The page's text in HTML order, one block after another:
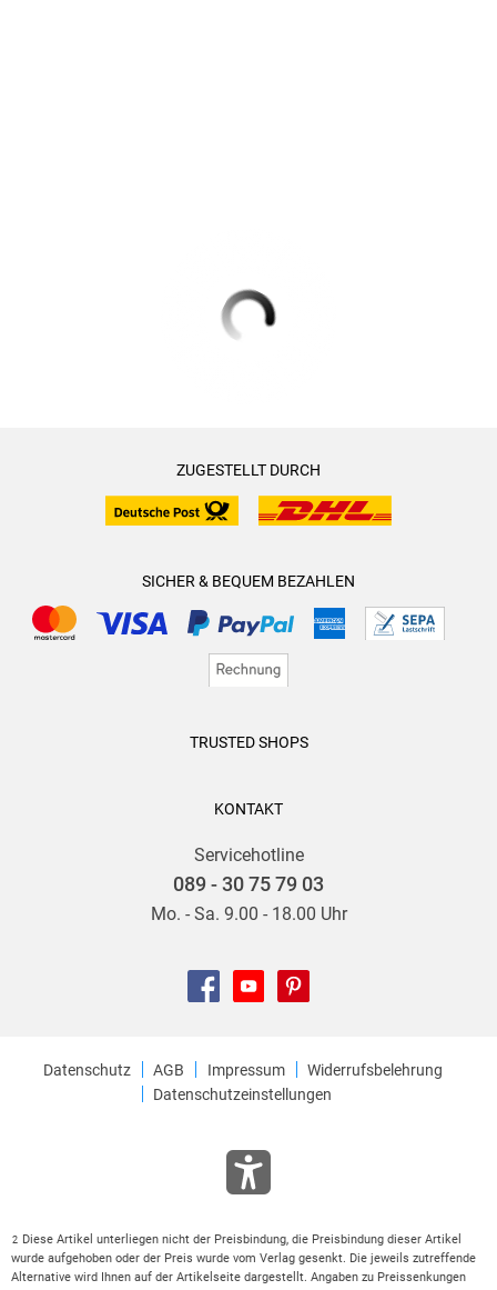
ZUGESTELLT DURCH
SICHER & BEQUEM BEZAHLEN
TRUSTED SHOPS
KONTAKT
Servicehotline
089 - 30 75 79 03
Mo. - Sa. 9.00 - 18.00 Uhr
Datenschutz AGB Impressum
Widerrufsbelehrung
Datenschutzeinstellungen
2 Diese Artikel unterliegen nicht der Preisbindung, die Preisbindung dieser Artikel
wurde aufgehoben oder der Preis wurde vom Verlag gesenkt. Die jeweils zutreffende
Alternative wird Ihnen auf der Artikelseite dargestellt. Angaben zu Preissenkungen